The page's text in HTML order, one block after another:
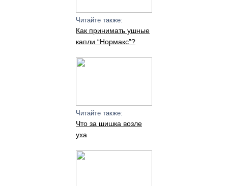
Читайте также:
Как принимать ушные
капли “Нормакс”?
Читайте также:
Что за шишка возле
уха